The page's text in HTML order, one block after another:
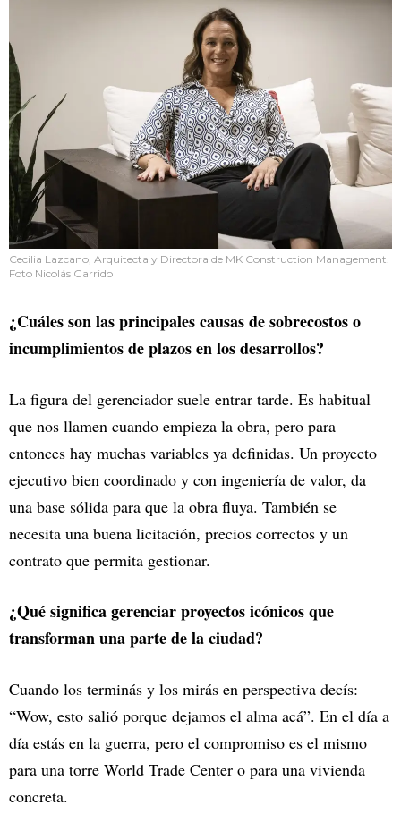
Cecilia Lazcano, Arquitecta y Directora de MK Construction Management.
Foto Nicolás Garrido
¿Cuáles son las principales causas de sobrecostos o
incumplimientos de plazos en los desarrollos?
La figura del gerenciador suele entrar tarde. Es habitual
que nos llamen cuando empieza la obra, pero para
entonces hay muchas variables ya definidas. Un proyecto
ejecutivo bien coordinado y con ingeniería de valor, da
una base sólida para que la obra fluya. También se
necesita una buena licitación, precios correctos y un
contrato que permita gestionar.
¿Qué significa gerenciar proyectos icónicos que
transforman una parte de la ciudad?
Cuando los terminás y los mirás en perspectiva decís:
“Wow, esto salió porque dejamos el alma acá”. En el día a
día estás en la guerra, pero el compromiso es el mismo
para una torre World Trade Center o para una vivienda
concreta.